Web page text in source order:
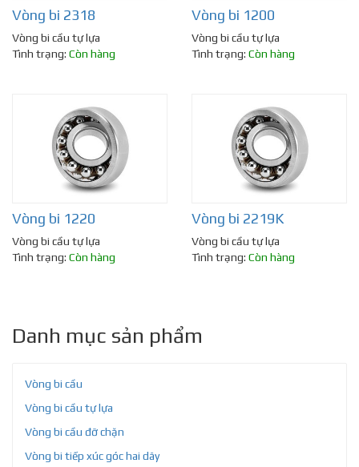
Vòng bi 2318
Vòng bi cầu tự lựa
Tình trạng: Còn hàng
Vòng bi 1200
Vòng bi cầu tự lựa
Tình trạng: Còn hàng
Vòng bi 1220
Vòng bi cầu tự lựa
Tình trạng: Còn hàng
Vòng bi 2219K
Vòng bi cầu tự lựa
Tình trạng: Còn hàng
Danh mục sản phẩm
Vòng bi cầu
Vòng bi cầu tự lựa
Vòng bi cầu đỡ chặn
Vòng bi tiếp xúc góc hai dãy